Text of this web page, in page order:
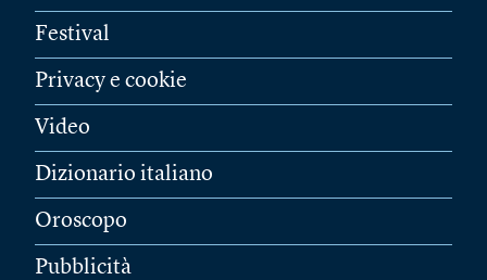
Festival
Privacy e cookie
Video
Dizionario italiano
Oroscopo
Pubblicità